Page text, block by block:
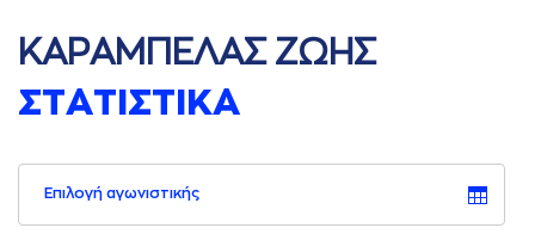
ΚAΡAΜΠΕΛAΣ ΖΩΗΣ
ΣΤAΤΙΣΤΙΚA
Επιλογή αγωνιστικής